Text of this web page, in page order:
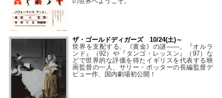
ザ・ゴールドディガーズ 10/24(土)～
世界を支配する、《黄金》の謎――。『オルラ
ンド』（92）や『タンゴ・レッスン』（97）な
どで世界的な評価を得たイギリスを代表する映
画監督の一人、サリー・ポッターの長編監督デ
ビュー作、国内劇場初公開！